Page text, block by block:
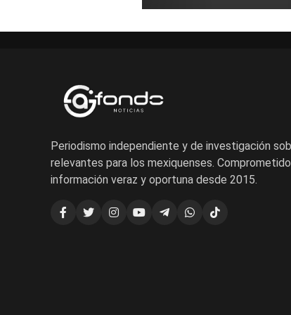
Periodismo independiente y de investigación
relevantes para los mexiquenses.
información veraz y oportuna desde 2015.